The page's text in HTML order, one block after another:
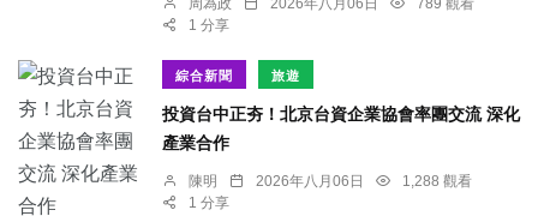
1 分享
綜合新聞 旅遊
投資台中正夯！北京台資企業協會率團交流 深化
產業合作
陳明 2026年八月06日
1,288 觀看
1 分享